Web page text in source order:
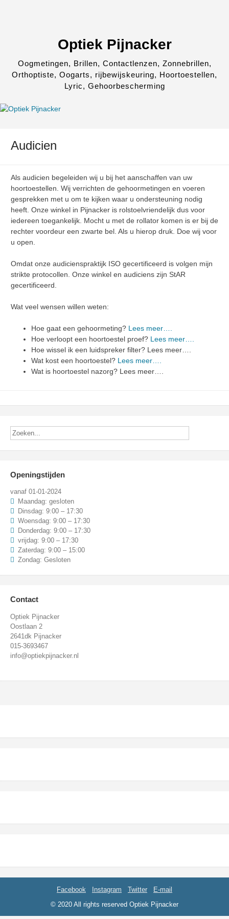
Optiek Pijnacker
Oogmetingen, Brillen, Contactlenzen, Zonnebrillen,
Orthoptiste, Oogarts, rijbewijskeuring, Hoortoestellen,
Lyric, Gehoorbescherming
Audicien
Als audicien begeleiden wij u bij het aanschaffen van uw
hoortoestellen. Wij verrichten de gehoormetingen en voeren
gesprekken met u om te kijken waar u ondersteuning nodig
heeft. Onze winkel in Pijnacker is rolstoelvriendelijk dus voor
iedereen toegankelijk. Mocht u met de rollator komen is er bij de
rechter voordeur een zwarte bel. Als u hierop druk. Doe wij voor
u open.
Omdat onze audicienspraktijk ISO gecertificeerd is volgen mijn
strikte protocollen. Onze winkel en audiciens zijn StAR
gecertificeerd.
Wat veel wensen willen weten:
Hoe gaat een gehoormeting? Lees meer….
Hoe verloopt een hoortoestel proef? Lees meer….
Hoe wissel ik een luidspreker filter? Lees meer….
Wat kost een hoortoestel? Lees meer….
Wat is hoortoestel nazorg? Lees meer….
Openingstijden
vanaf 01-01-2024
Maandag: gesloten
Dinsdag: 9:00 – 17:30
Woensdag: 9:00 – 17:30
Donderdag: 9:00 – 17:30
vrijdag: 9:00 – 17:30
Zaterdag: 9:00 – 15:00
Zondag: Gesloten
Contact
Optiek Pijnacker
Oostlaan 2
2641dk Pijnacker
015-3693467
info@optiekpijnacker.nl
Facebook Instagram Twitter
E-mail
© 2020 All rights reserved Optiek Pijnacker